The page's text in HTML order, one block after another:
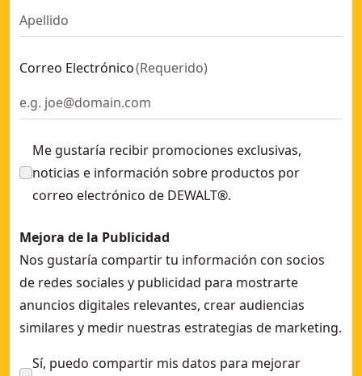
Correo Electrónico(Requerido)
Me gustaría recibir promociones exclusivas,
noticias e información sobre productos por
correo electrónico de DEWALT®.
Mejora de la Publicidad
Nos gustaría compartir tu información con socios
de redes sociales y publicidad para mostrarte
anuncios digitales relevantes, crear audiencias
similares y medir nuestras estrategias de marketing.
Sí, puedo compartir mis datos para mejorar